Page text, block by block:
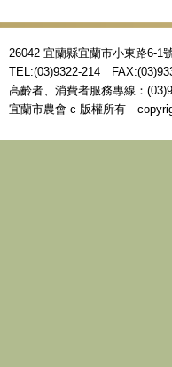
26042 宜蘭縣宜蘭市小東路6-1
TEL:(03)9322-214
高齡者、消費者服務專線：
宜蘭市農會 c 版權所有